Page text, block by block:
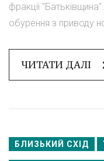
фракції
обурення з приводу
ЧИТАТИ ДАЛІ
БЛИЗЬКИЙ СХІД